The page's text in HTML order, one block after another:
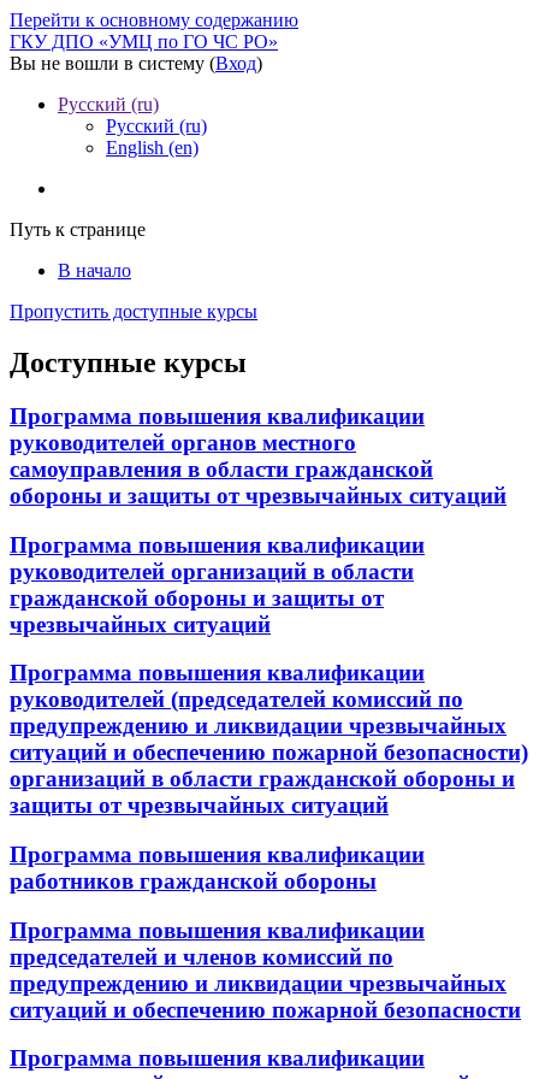
Перейти к основному содержанию
ГКУ ДПО «УМЦ по ГО ЧС РО»
Вы не вошли в систему (Вход)
Русский ‎(ru)‎
Русский ‎(ru)‎
English ‎(en)‎
Путь к странице
В начало
Пропустить доступные курсы
Доступные курсы
Программа повышения квалификации
руководителей органов местного
самоуправления в области гражданской
обороны и защиты от чрезвычайных ситуаций
Программа повышения квалификации
руководителей организаций в области
гражданской обороны и защиты от
чрезвычайных ситуаций
Программа повышения квалификации
руководителей (председателей комиссий по
предупреждению и ликвидации чрезвычайных
ситуаций и обеспечению пожарной безопасности)
организаций в области гражданской обороны и
защиты от чрезвычайных ситуаций
Программа повышения квалификации
работников гражданской обороны
Программа повышения квалификации
председателей и членов комиссий по
предупреждению и ликвидации чрезвычайных
ситуаций и обеспечению пожарной безопасности
Программа повышения квалификации